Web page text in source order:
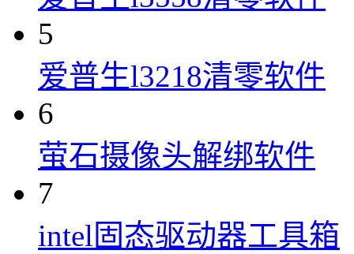
5
爱普生l3218清零软件
6
萤石摄像头解绑软件
7
intel固态驱动器工具箱